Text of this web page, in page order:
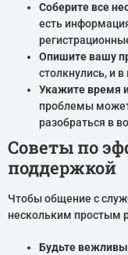
Соберите все
есть
Опишите вашу
столкнулись, и
Укажите время
проблемы
разобраться в
Советы по
поддержкой
Чтобы общение с
нескольким простым
Будьте